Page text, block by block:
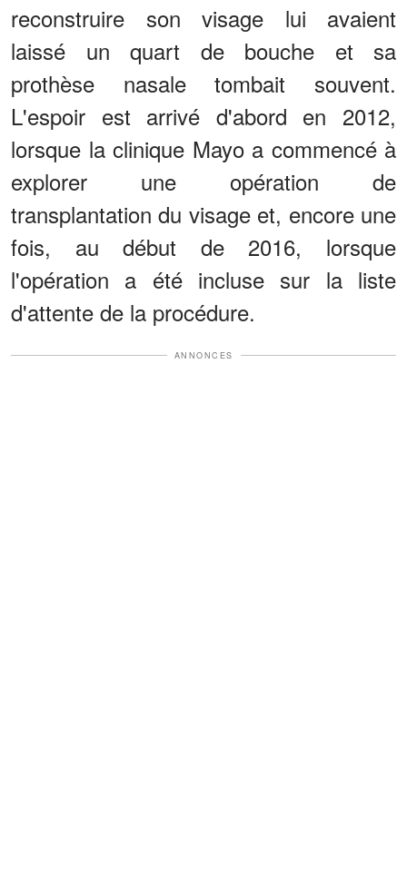
reconstruire son visage lui avaient
laissé un quart de bouche et sa
prothèse nasale tombait souvent.
L'espoir est arrivé d'abord en 2012,
lorsque la clinique Mayo a commencé à
explorer une opération de
transplantation du visage et, encore une
fois, au début de 2016, lorsque
l'opération a été incluse sur la liste
d'attente de la procédure.
ANNONCES